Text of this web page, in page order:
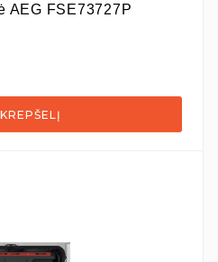
AEG FSE73727P